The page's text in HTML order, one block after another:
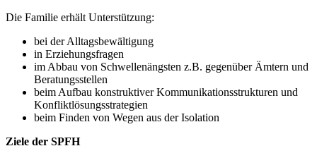
Die Familie erhält Unterstützung:
bei der Alltagsbewältigung
in Erziehungsfragen
im Abbau von Schwellenängsten z.B. gegenüber Ämtern und
Beratungsstellen
beim Aufbau konstruktiver Kommunikationsstrukturen und
Konfliktlösungsstrategien
beim Finden von Wegen aus der Isolation
Ziele der SPFH